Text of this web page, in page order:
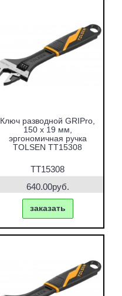
Ключ разводной GRIPro,
150 х 19 мм,
эргономичная ручка
TOLSEN TT15308
TT15308
640.00руб.
заказать